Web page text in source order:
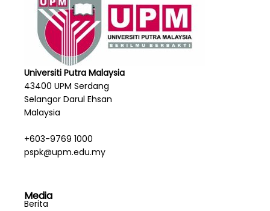
Universiti Putra Malaysia
43400 UPM Serdang
Selangor Darul Ehsan
Malaysia
+603-9769 1000
pspk@upm.edu.my
Media
Berita